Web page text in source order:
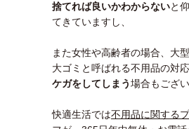
捨てれば良いかわからないと
てきていますし、
また女性や高齢者の場合、大
大ゴミと呼ばれる不用品の対
ケガをしてしまう場合もござい
快適生活では不用品に関する